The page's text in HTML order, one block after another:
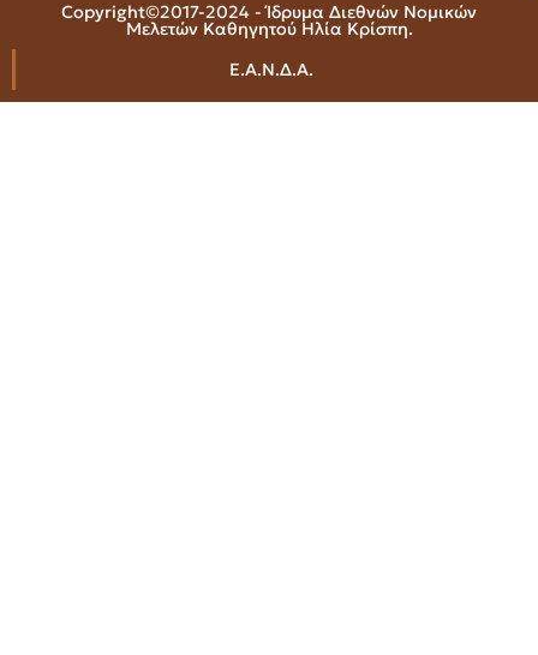
Copyright©2017-2024 - Ίδρυμα Διεθνών Νομικών
Μελετών Καθηγητού Ηλία Κρίσπη.
Ε.Α.Ν.Δ.Α.